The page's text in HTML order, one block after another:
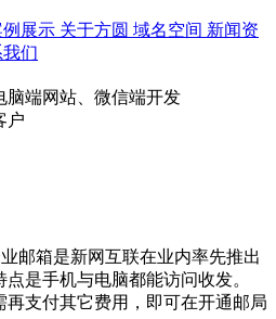
例展示 关于方圆 域名空间 新闻资
们
脑端网站、微信端开发
户
邮箱是新网互联在业内率先推出
是手机与电脑都能访问收发。
支付其它费用，即可在开通邮局